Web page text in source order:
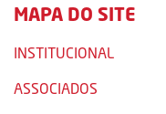
MAPA DO SITE
INSTITUCIONAL
ASSOCIADOS